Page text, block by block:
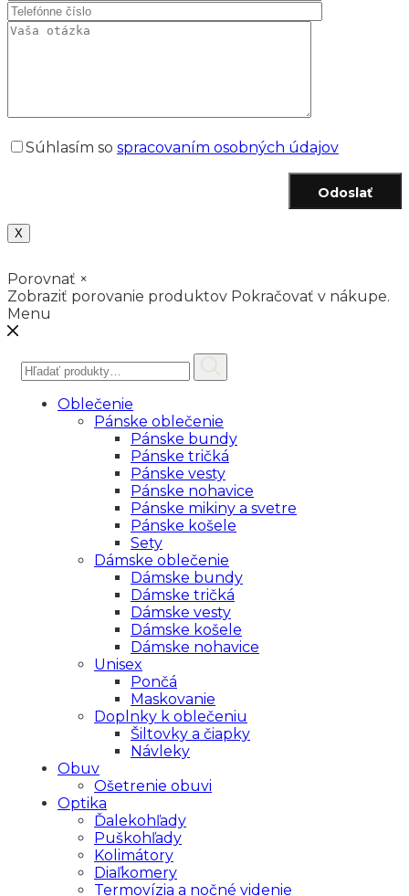
Súhlasím so spracovaním osobných údajov
Odoslať
X
Porovnať ×
Zobraziť porovanie produktov Pokračovať v nákupe.
Menu
Hľadať:
Oblečenie
Pánske oblečenie
Pánske bundy
Pánske tričká
Pánske vesty
Pánske nohavice
Pánske mikiny a svetre
Pánske košele
Sety
Dámske oblečenie
Dámske bundy
Dámske tričká
Dámske vesty
Dámske košele
Dámske nohavice
Unisex
Pončá
Maskovanie
Doplnky k oblečeniu
Šiltovky a čiapky
Návleky
Obuv
Ošetrenie obuvi
Optika
Ďalekohľady
Puškohľady
Kolimátory
Diaľkomery
Termovízia a nočné videnie